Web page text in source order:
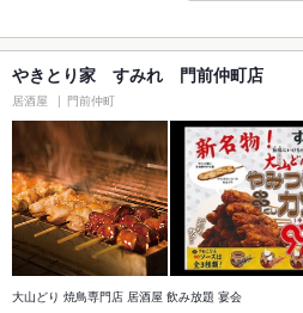
やきとり家 すみれ 門前仲町店
居酒屋 門前仲町
大山どり 焼鳥専門店 居酒屋 飲み放題 宴会